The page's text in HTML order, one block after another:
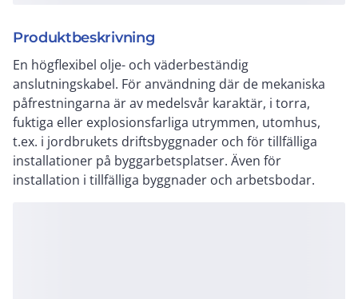
Produktbeskrivning
En högflexibel olje- och väderbeständig
anslutningskabel. För användning där de mekaniska
påfrestningarna är av medelsvår karaktär, i torra,
fuktiga eller explosionsfarliga utrymmen, utomhus,
t.ex. i jordbrukets driftsbyggnader och för tillfälliga
installationer på byggarbetsplatser. Även för
installation i tillfälliga byggnader och arbetsbodar.